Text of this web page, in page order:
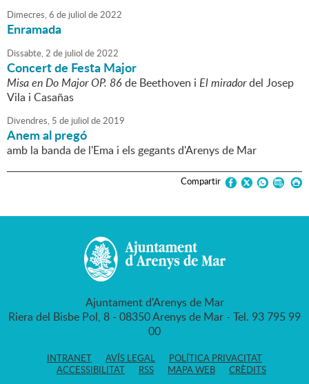
Dimecres,6 de juliol de2022
Enramada
Dissabte,2 de juliol de2022
Concert de Festa Major
Misa en Do Major OP. 86 de Beethoven i El miradordel Josep
Vila i Casañas
Divendres, 5 de juliol de2019
Anem al pregó
amb la banda de l'Ema i els gegants d'Arenys de Mar
Compartir
Ajuntament d'Arenys de Mar
Riera del Bisbe Pol, 8 - 08350 Arenys de Mar - Tel. 93 795 99
00
INTRANET AVÍS LEGAL
POLÍTICA PRIVACITAT
ACCESSIBILITAT
RSS MAPA WEB CRÈDITS